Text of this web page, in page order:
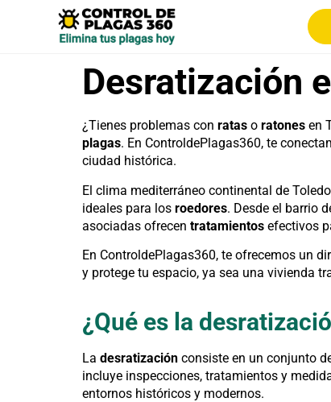
Desratización
¿Tienes problemas con ratas o ratones en
plagas. En ControldePlagas360, te
ciudad histórica.
El clima mediterráneo continental de
ideales para los roedores. Desde el barrio
asociadas ofrecen tratamientos efectivos
En ControldePlagas360, te ofrecemos un
y protege tu espacio, ya sea una vivienda
¿Qué es la
La desratización consiste en un conjunto
incluye inspecciones, tratamientos y
entornos históricos y modernos.